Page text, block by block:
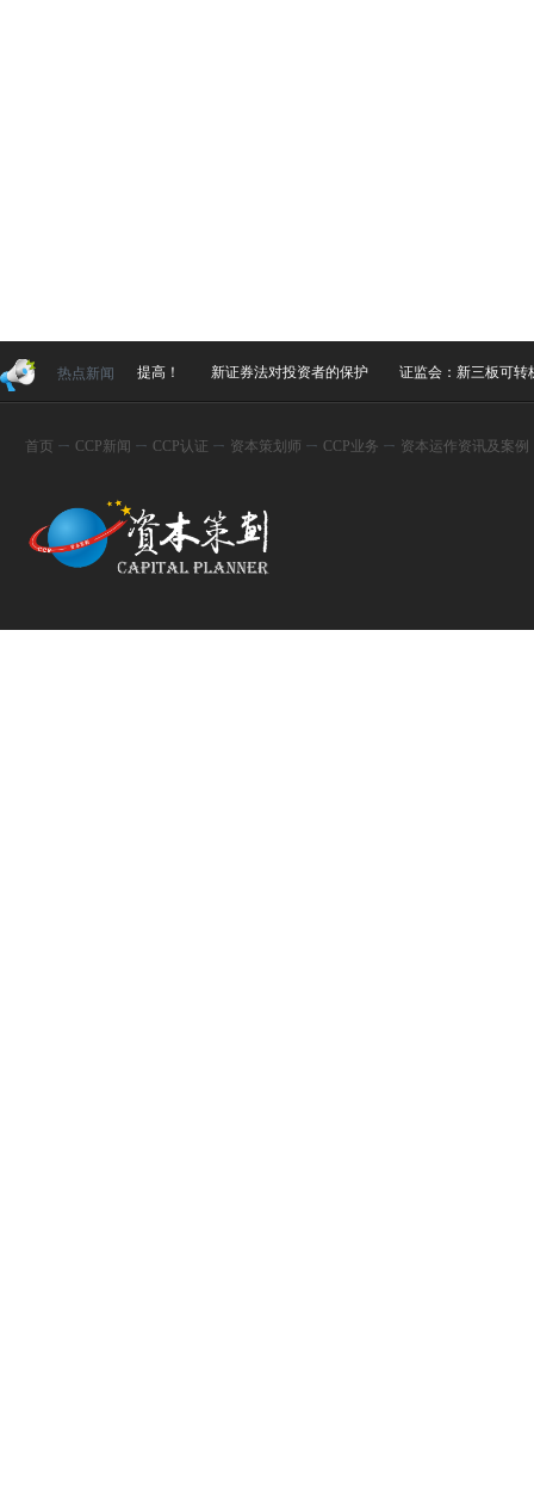
首页 ㄧ CCP新闻 ㄧ CCP认证 ㄧ 资本策划师 ㄧ CCP业务 ㄧ 资本运作资讯及案例
！科创板上市门槛提高！ 新证券法对投资者的保护 证监会：新三板可转
热点新闻